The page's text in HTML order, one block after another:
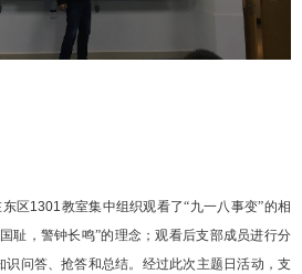
区1301教室集中组织观看了“九一八事变”的相
耻，警钟长鸣”的理念；观看后支部成员进行分
问答、抢答和总结。经过此次主题日活动，支